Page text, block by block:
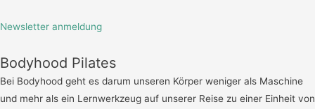
Newsletter anmeldung
Bodyhood Pilates
Bei Bodyhood geht es darum unseren Körper weniger als Maschine
und mehr als ein Lernwerkzeug auf unserer Reise zu einer Einheit von